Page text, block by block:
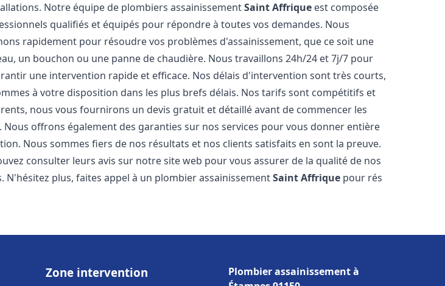
Notre équipe de plombiers assainissementSaint Affrique est composée
qualifiés et équipés pour répondre à toutes vos demandes. Nous
rapidement pour résoudre vos problèmes d'assainissement, que ce soit une
un bouchon ou une panne de chaudière. Nous travaillons 24h/24 et 7j/7 pour
une intervention rapide et efficace. Nos délais d'intervention sont très courts,
à votre disposition dans les plus brefs délais. Nos tarifs sont compétitifs et
nous vous fournirons un devis gratuit et détaillé avant de commencer les
Nous offrons également des garanties sur nos services pour vous donner entière
Nous sommes fiers de nos résultats et nos clients satisfaits en sont la preuve.
consulter leurs avis sur notre site web pour vous assurer de la qualité de nos
N'hésitez plus, faites appel à un plombier assainissementSaint Affrique pour rés
Zone intervention
Plombier assainissement à